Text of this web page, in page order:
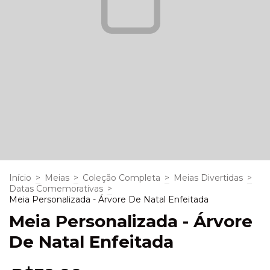
Início > Meias > Coleção Completa > Meias Divertidas >
Datas Comemorativas >
Meia Personalizada - Árvore De Natal Enfeitada
Meia Personalizada - Árvore
De Natal Enfeitada